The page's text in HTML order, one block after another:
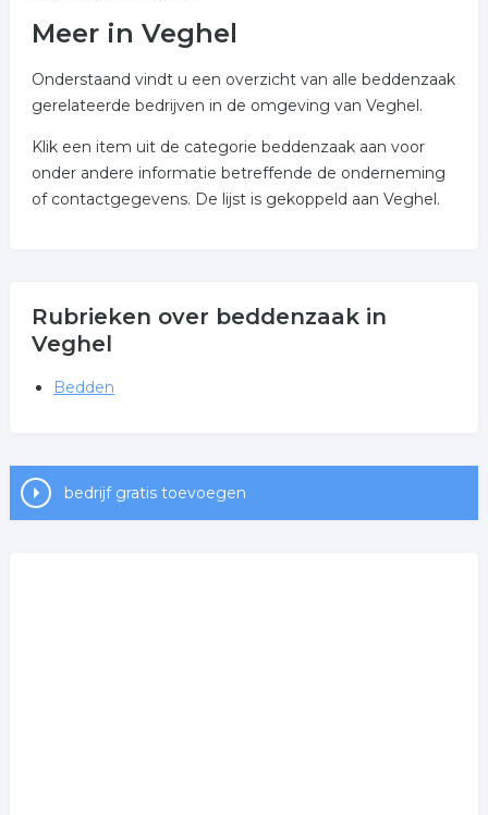
Meer in Veghel
Onderstaand vindt u een overzicht van alle beddenzaak
gerelateerde bedrijven in de omgeving van Veghel.
Klik een item uit de categorie beddenzaak aan voor
onder andere informatie betreffende de onderneming
of contactgegevens. De lijst is gekoppeld aan Veghel.
Rubrieken over beddenzaak in
Veghel
Bedden
bedrijf gratis toevoegen